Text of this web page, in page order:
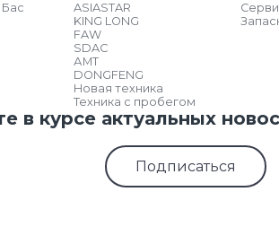
ASIASTAR
KING LONG
FAW
SDAC
АМТ
DONGFENG
Новая техника
Техника с пробегом
в курсе актуальных
Подписаться